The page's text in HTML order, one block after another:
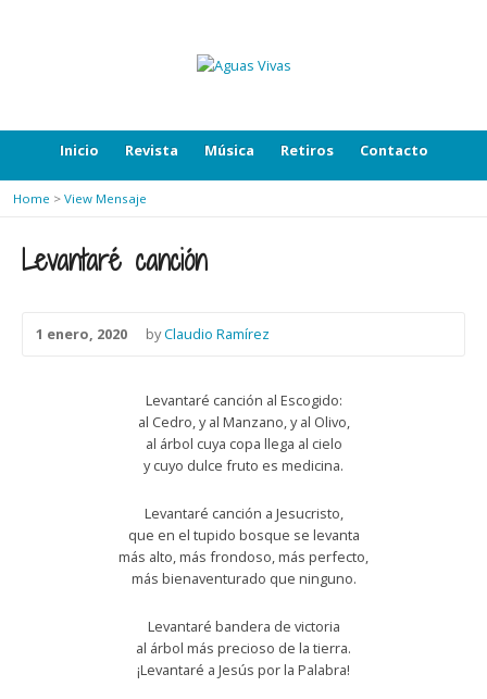
Inicio Revista Música Retiros Contacto
Home > View Mensaje
Levantaré canción
1 enero, 2020 byClaudio Ramírez
Levantaré canción al Escogido:
al Cedro, y al Manzano, y al Olivo,
al árbol cuya copa llega al cielo
y cuyo dulce fruto es medicina.
Levantaré canción a Jesucristo,
que en el tupido bosque se levanta
más alto, más frondoso, más perfecto,
más bienaventurado que ninguno.
Levantaré bandera de victoria
al árbol más precioso de la tierra.
¡Levantaré a Jesús por la Palabra!